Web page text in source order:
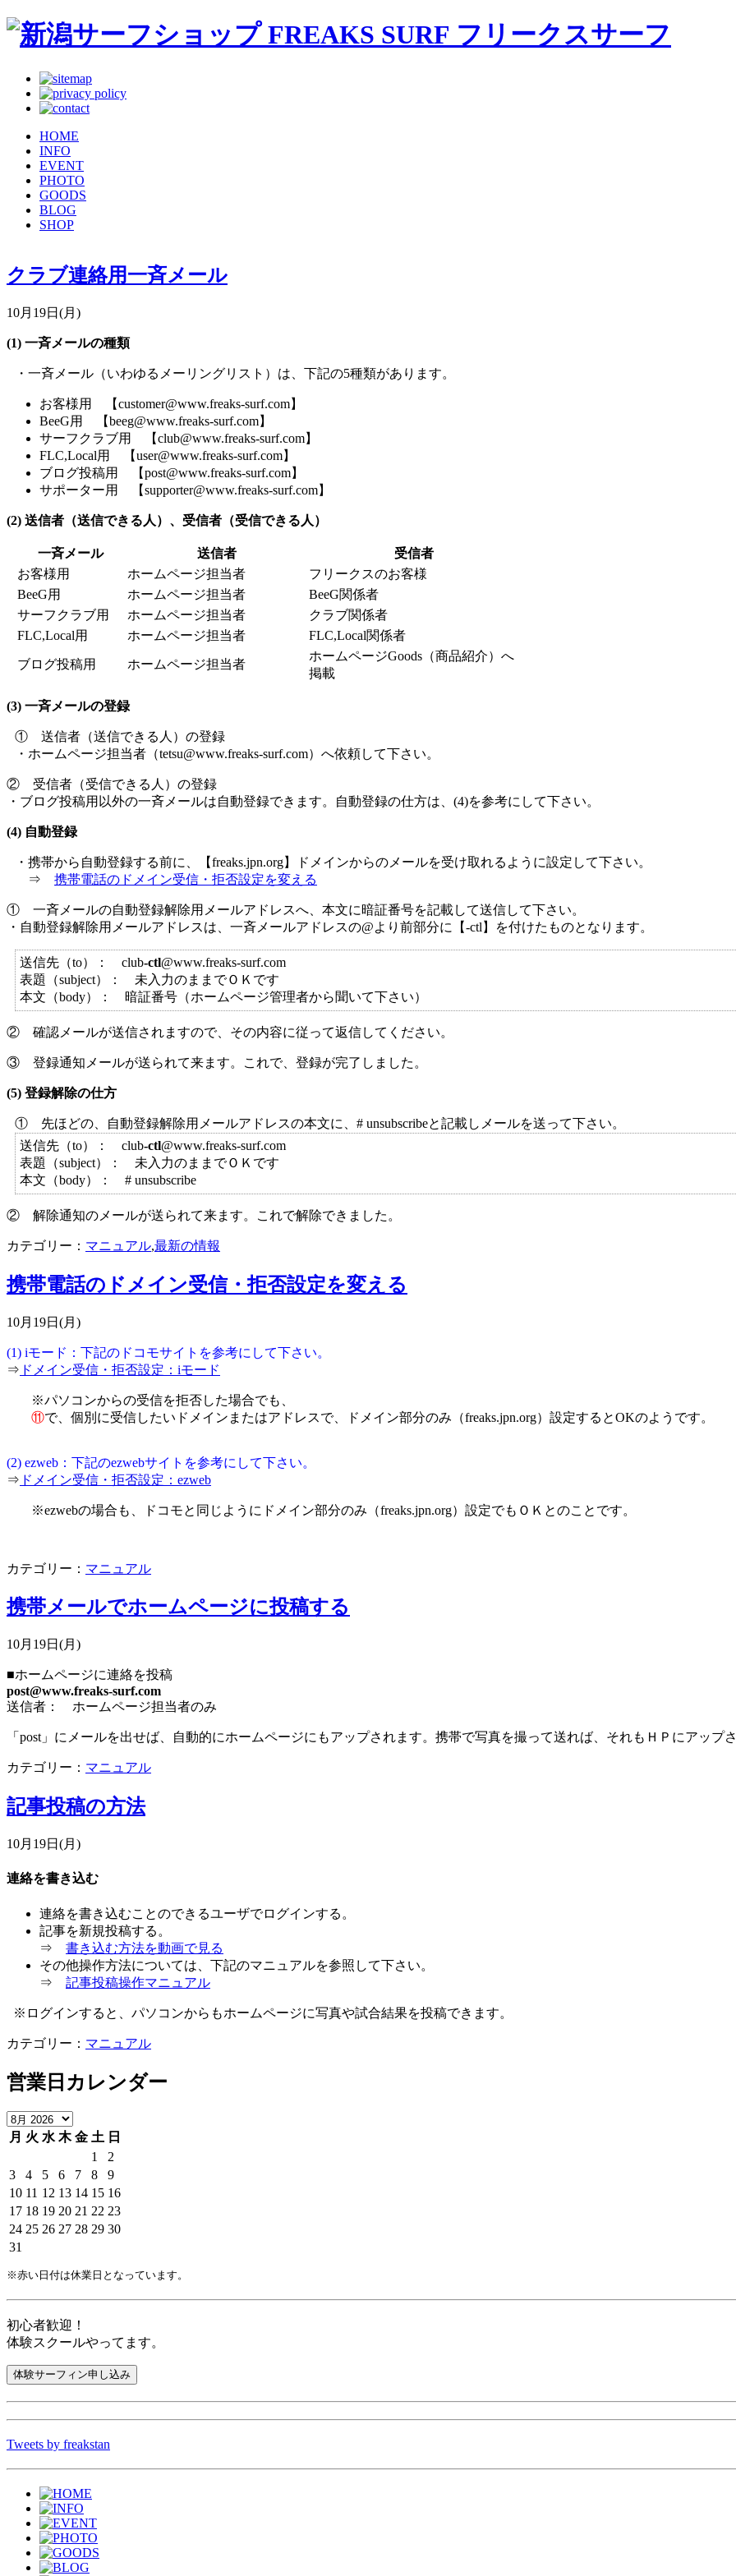
HOME
INFO
EVENT
PHOTO
GOODS
BLOG
SHOP
クラブ連絡用一斉メール
10月19日(月)
(1) 一斉メールの種類
・一斉メール（いわゆるメーリングリスト）は、下記の5種類があります。
お客様用 【customer@www.freaks-surf.com】
BeeG用 【beeg@www.freaks-surf.com】
サーフクラブ用 【club@www.freaks-surf.com】
FLC,Local用 【user@www.freaks-surf.com】
ブログ投稿用 【post@www.freaks-surf.com】
サポーター用 【supporter@www.freaks-surf.com】
(2) 送信者（送信できる人）、受信者（受信できる人）
一斉メール 送信者
受信者
お客様用
ホームページ担当者
フリークスのお客様
BeeG用
ホームページ担当者
BeeG関係者
サーフクラブ用
ホームページ担当者
クラブ関係者
FLC,Local用
ホームページ担当者 FLC,Local関係者
ブログ投稿用 ホームページ担当者
ホームページGoods（商品紹介）へ
掲載
(3) 一斉メールの登録
① 送信者（送信できる人）の登録
・ホームページ担当者（tetsu@www.freaks-surf.com）へ依頼して下さい。
② 受信者（受信できる人）の登録
・ブログ投稿用以外の一斉メールは自動登録できます。自動登録の仕方は、(4)を参考にして下さい。
(4) 自動登録
・携帯から自動登録する前に、【freaks.jpn.org】ドメインからのメールを受け取れるように設定して下さい。
⇒ 携帯電話のドメイン受信・拒否設定を変える
① 一斉メールの自動登録解除用メールアドレスへ、本文に暗証番号を記載して送信して下さい。
・自動登録解除用メールアドレスは、一斉メールアドレスの@より前部分に【-ctl】を付けたものとなります。
送信先（to）： club-ctl@www.freaks-surf.com
表題（subject）： 未入力のままでＯＫです
本文（body）： 暗証番号（ホームページ管理者から聞いて下さい）
② 確認メールが送信されますので、その内容に従って返信してください。
③ 登録通知メールが送られて来ます。これで、登録が完了しました。
(5) 登録解除の仕方
① 先ほどの、自動登録解除用メールアドレスの本文に、# unsubscribeと記載しメールを送って下さい。
送信先（to）： club-ctl@www.freaks-surf.com
表題（subject）： 未入力のままでＯＫです
本文（body）： # unsubscribe
② 解除通知のメールが送られて来ます。これで解除できました。
カテゴリー： マニュアル,最新の情報
携帯電話のドメイン受信・拒否設定を変える
10月19日(月)
(1) iモード：下記のドコモサイトを参考にして下さい。
⇒ ドメイン受信・拒否設定：iモード
※パソコンからの受信を拒否した場合でも、
⑪で、個別に受信したいドメインまたはアドレスで、ドメイン部分のみ（freaks.jpn.org）設定するとOKのようです。
(2) ezweb：下記のezwebサイトを参考にして下さい。
⇒ ドメイン受信・拒否設定：ezweb
※ezwebの場合も、ドコモと同じようにドメイン部分のみ （freaks.jpn.org）設定でもＯＫとのことです。
カテゴリー： マニュアル
携帯メールでホームページに投稿する
10月19日(月)
■ホームページに連絡を投稿
post@www.freaks-surf.com
送信者： ホームページ担当者のみ
「post」にメールを出せば、自動的にホームページにもアップされます。携帯で写真を撮って送れば、それもＨＰにアップさ
カテゴリー： マニュアル
記事投稿の方法
10月19日(月)
連絡を書き込む
連絡を書き込むことのできるユーザでログインする。
記事を新規投稿する。
⇒ 書き込む方法を動画で見る
その他操作方法については、下記のマニュアルを参照して下さい。
⇒ 記事投稿操作マニュアル
※ログインすると、パソコンからもホームページに写真や試合結果を投稿できます。
カテゴリー： マニュアル
営業日カレンダー
月 火 水 木 金 土 日
1
2
3
4 5 6 7 8
9
10 11 12 13 14 15 16
17 18 19 20 21 22 23
24 25 26 27 28 29 30
31
※赤い日付は休業日となっています。
初心者歓迎！
体験スクールやってます。
Tweets by freakstan